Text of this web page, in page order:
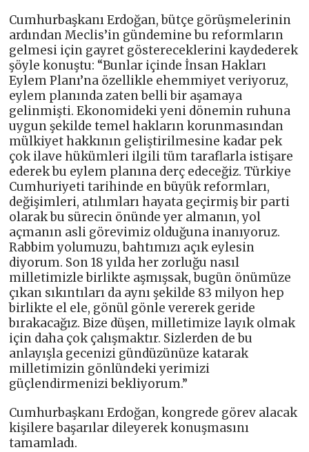
Cumhurbaşkanı Erdoğan, bütçe görüşmelerinin
ardından Meclis’in gündemine bu reformların
gelmesi için gayret göstereceklerini kaydederek
şöyle konuştu: “Bunlar içinde İnsan Hakları
Eylem Planı’na özellikle ehemmiyet veriyoruz,
eylem planında zaten belli bir aşamaya
gelinmişti. Ekonomideki yeni dönemin ruhuna
uygun şekilde temel hakların korunmasından
mülkiyet hakkının geliştirilmesine kadar pek
çok ilave hükümleri ilgili tüm taraflarla istişare
ederek bu eylem planına derç edeceğiz. Türkiye
Cumhuriyeti tarihinde en büyük reformları,
değişimleri, atılımları hayata geçirmiş bir parti
olarak bu sürecin önünde yer almanın, yol
açmanın asli görevimiz olduğuna inanıyoruz.
Rabbim yolumuzu, bahtımızı açık eylesin
diyorum. Son 18 yılda her zorluğu nasıl
milletimizle birlikte aşmışsak, bugün önümüze
çıkan sıkıntıları da aynı şekilde 83 milyon hep
birlikte el ele, gönül gönle vererek geride
bırakacağız. Bize düşen, milletimize layık olmak
için daha çok çalışmaktır. Sizlerden de bu
anlayışla gecenizi gündüzünüze katarak
milletimizin gönlündeki yerimizi
güçlendirmenizi bekliyorum.”
Cumhurbaşkanı Erdoğan, kongrede görev alacak
kişilere başarılar dileyerek konuşmasını
tamamladı.